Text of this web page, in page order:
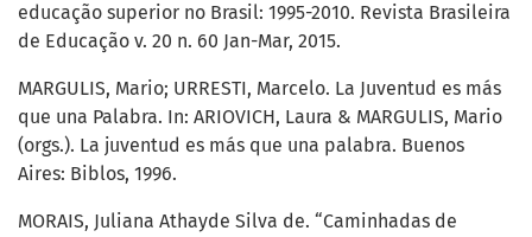
educação superior no Brasil: 1995-2010. Revista Brasileira
de Educação v. 20 n. 60 Jan-Mar, 2015.
MARGULIS, Mario; URRESTI, Marcelo. La Juventud es más
que una Palabra. In: ARIOVICH, Laura & MARGULIS, Mario
(orgs.). La juventud es más que una palabra. Buenos
Aires: Biblos, 1996.
MORAIS, Juliana Athayde Silva de. “Caminhadas de